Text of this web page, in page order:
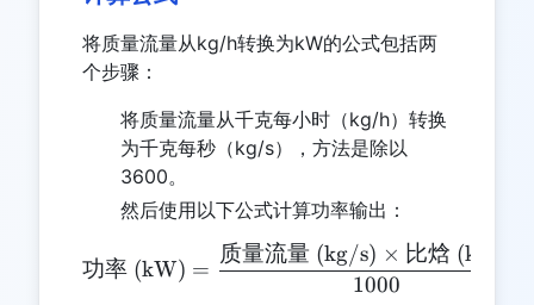
将质量流量从kg/h转换为kW的公式包括两
个步骤：
将质量流量从千克每小时（kg/h）转换
为千克每秒（kg/s），方法是除以
3600。
然后使用以下公式计算功率输出：
\text{功率 (kW)} =
功率 (kW) =
1000
质量流量 (kg/s) × 比焓 (kJ/kg)